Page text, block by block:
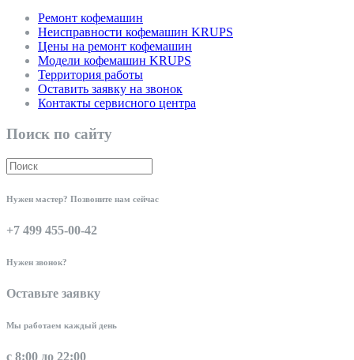
Ремонт кофемашин
Неисправности кофемашин KRUPS
Цены на ремонт кофемашин
Модели кофемашин KRUPS
Территория работы
Оставить заявку на звонок
Контакты сервисного центра
Поиск по сайту
Нужен мастер? Позвоните нам сейчас
+7 499 455-00-42
Нужен звонок?
Оставьте заявку
Мы работаем каждый день
с 8:00 до 22:00